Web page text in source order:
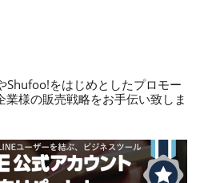
Shufoo!をはじめとしたプロモー
業様の販売戦略をお手伝い致しま